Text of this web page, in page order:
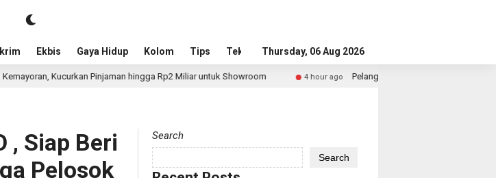
Ekbis Gaya Hidup Kolom Tips Tekno Thursday, 06 Aug 2026
Pinjaman hingga Rp2 Miliar untuk Showroom 4 hour ago Pelanggan Nyaman, Pekerja Aman: PAM JAYA Perkuat
, Siap Beri
Pelosok
Search
Search